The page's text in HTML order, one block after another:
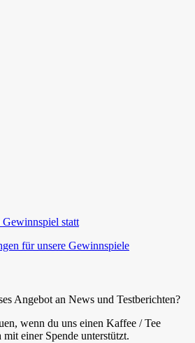
statt
für unsere Gewinnspiele
Angebot an News und Testberichten?
wenn du uns einen Kaffee / Tee
einer Spende unterstützt.